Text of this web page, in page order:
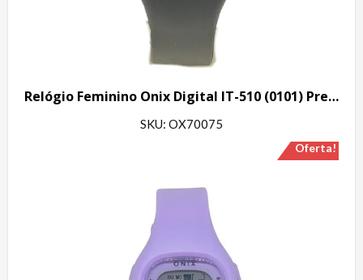
Relógio Feminino Onix Digital IT-510 (0101) Preto
SKU: OX70075
Oferta!